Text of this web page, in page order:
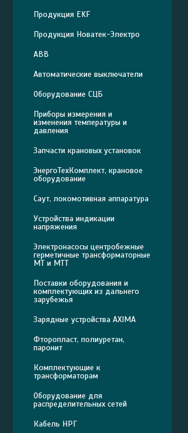
Продукция EKF
Продукция Новатек-Электро
ABB
Автоматические выключатели
Оборудование СЦБ
Приборы измерения и
изменения температуры и
давления
Запчасти крановых установок
ЭнергоТехКомплект, крановое
оборудование
Саут, локомотивная аппаратура
Устройства индикации
напряжения
Электронасосы центробежные
герметичные трансформаторные
МТ и МТТ
Поставки оборудования и
комплектующих из дальнего
зарубежья
Зарядные устройства AXIMA
Фторопласт, полиуретан,
паронит
Комплектующие к
трансформаторам
Оборудование для
распределительных сетей
Кабель НРГ